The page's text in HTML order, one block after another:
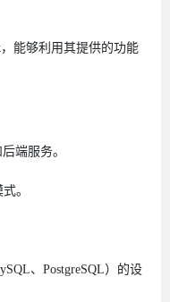
能够利用其提供的功能
端服务。
。
、PostgreSQL）的设